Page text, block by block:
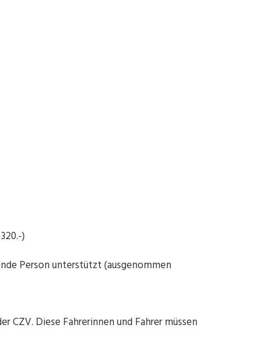
)
Person unterstützt (ausgenommen
Diese Fahrerinnen und Fahrer müssen